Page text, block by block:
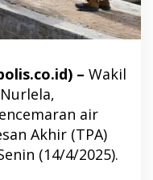
– Wakil
air
Akhir (TPA)
(14/4/2025).